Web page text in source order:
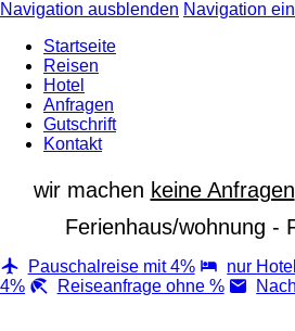
Navigation ausblenden Navigation
Startseite
Reisen
Hotel
Anfragen
Gutschrift
Kontakt
wir machen keine Anfragen
Ferienhaus/wohnung -
Pauschalreise mit 4% nur
4%
Reiseanfrage ohne %